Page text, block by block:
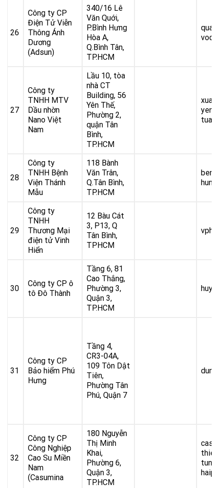
26
Công ty CP
Điện Tử Viễn
Thông Ánh
Dương
(Adsun)
340/16 Lê
Văn Quới,
P.Bình Hưng
Hòa A,
Q.Bình Tân,
TP.HCM
27
Công ty
TNHH MTV
Dầu nhờn
Nano Việt
Nam
Lầu 10, tòa
nhà CT
Building, 56
Yên Thế,
Phường 2,
quận Tân
Bình,
TP.HCM
28
Công ty
TNHH Bệnh
Viện Thánh
Mẫu
118 Bành
Văn Trân,
Q.Tân Bình,
TP.HCM
29
Công ty
TNHH
Thương Mại
điện tử Vinh
Hiển
12 Bàu Cát
3, P13, Q
Tân Bình,
TPHCM
30
Công ty CP ô
tô Đô Thành
Tầng 6, 81
Cao Thắng,
Phường 3,
Quận 3,
TP.HCM
31
Công ty CP
Bảo hiểm Phú
Hưng
Tầng 4,
CR3-04A,
109 Tôn Dật
Tiên,
Phường Tân
Phú, Quận 7
32
Công ty CP
Công Nghiệp
Cao Su Miền
Nam
(Casumina
180 Nguyễn
Thị Minh
Khai,
Phường 6,
Quận 3,
TP.HCM